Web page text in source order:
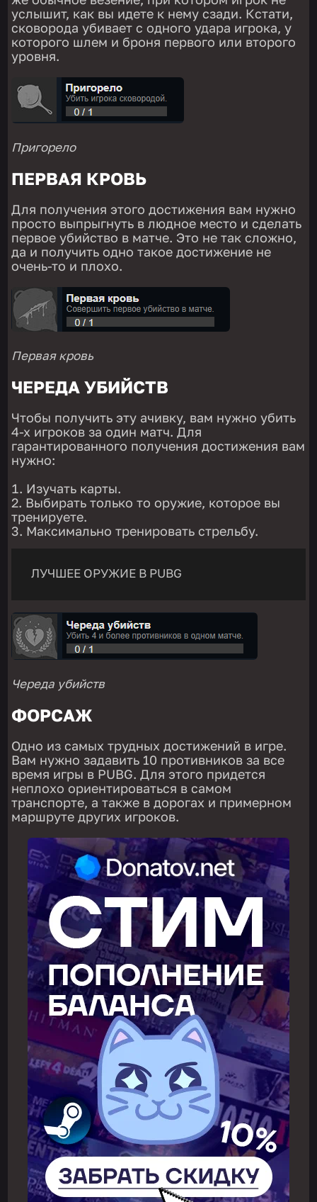
услышит, как вы идете к нему сзади. Кстати,
сковорода убивает с одного удара игрока, у
которого шлем и броня первого или второго
уровня.
Пригорело
ПЕРВАЯ КРОВЬ
Для получения этого достижения вам нужно
просто выпрыгнуть в людное место и сделать
первое убийство в матче. Это не так сложно,
да и получить одно такое достижение не
очень-то и плохо.
Первая кровь
ЧЕРЕДА УБИЙСТВ
Чтобы получить эту ачивку, вам нужно убить
4-х игроков за один матч. Для
гарантированного получения достижения вам
нужно:
Изучать карты.
Выбирать только то оружие, которое вы
тренируете.
Максимально тренировать стрельбу.
ЛУЧШЕЕ ОРУЖИЕ В PUBG
Череда убийств
ФОРСАЖ
Одно из самых трудных достижений в игре.
Вам нужно задавить 10 противников за все
время игры в PUBG. Для этого придется
неплохо ориентироваться в самом
транспорте, а также в дорогах и примерном
маршруте других игроков.